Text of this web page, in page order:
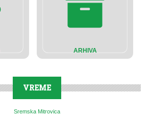
ARHIVA
VREME
Sremska Mitrovica